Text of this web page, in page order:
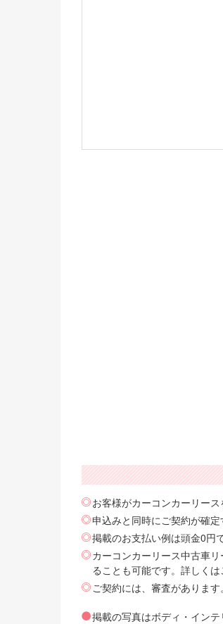
お客様がカーコンカーリー
申込みと同時にご契約が確定
掲載のお支払い例は頭金0円
カーコンカーリース中古車
ることも可能です。詳しく
ご契約には、審査があります。
掲載の写真はボディ・イン